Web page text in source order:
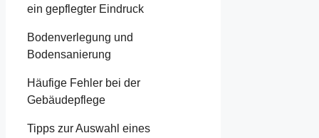
ein gepflegter Eindruck
Bodenverlegung und
Bodensanierung
Häufige Fehler bei der
Gebäudepflege
Tipps zur Auswahl eines